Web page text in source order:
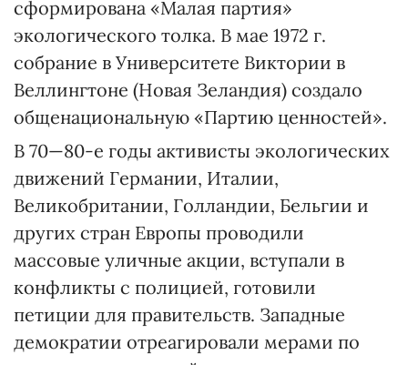
сформирована «Малая партия»
экологического толка. В мае 1972 г.
собрание в Университете Виктории в
Веллингтоне (Новая Зеландия) создало
общенациональную «Партию ценностей».
В 70—80-е годы активисты экологических
движений Германии, Италии,
Великобритании, Голландии, Бельгии и
других стран Европы проводили
массовые уличные акции, вступали в
конфликты с полицией, готовили
петиции для правительств. Западные
демократии отреагировали мерами по